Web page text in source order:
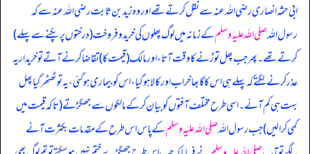
ابی حثمہ انصاری رضی اللہ عنہ سے نقل کرتے تھے اور وہ زید بن ثابت رضی اللہ عنہ سے کہ
رسول اللہصلی اللہ علیہ وسلمکے زمانہ میں لوگ پھلوں کی خرید و فروخت (درختوں پر پکنے سے پہلے)
کرتے تھے۔ پھر جب پھل توڑنے کا وقت آتا، اور مالک (قیمت کا) تقاضا کرنے آتے تو خریدار یہ
عذر کرنے لگتے کہ پہلے ہی اس کا گابھا خراب اور کالا ہو گیا، اس کو بیماری ہو گئی، یہ تو ٹھٹھر گیا پھل
بہت ہی کم آئے۔ اسی طرح مختلف آفتوں کو بیان کر کے مالکوں سے جھگڑتے (تاکہ قیمت میں
کمی کرا لیں) جب رسول اللہصلی اللہ علیہ وسلمکے پاس اس طرح کے مقدمات بکثرت آنے